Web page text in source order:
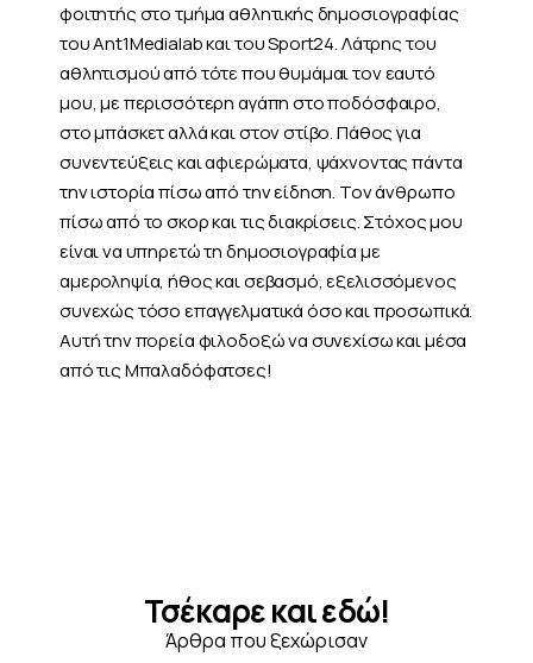
φοιτητής στο τμήμα αθλητικής δημοσιογραφίας
του Ant1Medialab και του Sport24. Λάτρης του
αθλητισμού από τότε που θυμάμαι τον εαυτό
μου, με περισσότερη αγάπη στο ποδόσφαιρο,
στο μπάσκετ αλλά και στον στίβο. Πάθος για
συνεντεύξεις και αφιερώματα, ψάχνοντας πάντα
την ιστορία πίσω από την είδηση. Τον άνθρωπο
πίσω από το σκορ και τις διακρίσεις. Στόχος μου
είναι να υπηρετώ τη δημοσιογραφία με
αμεροληψία, ήθος και σεβασμό, εξελισσόμενος
συνεχώς τόσο επαγγελματικά όσο και προσωπικά.
Αυτή την πορεία φιλοδοξώ να συνεχίσω και μέσα
από τις Μπαλαδόφατσες!
Τσέκαρε και εδώ!
Άρθρα που ξεχώρισαν